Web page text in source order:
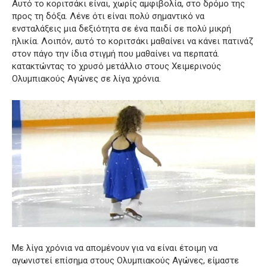
Αυτό το κοριτσάκι είναι, χωρίς αμφιβολία, στο δρόμο της
προς τη δόξα. Λένε ότι είναι πολύ σημαντικό να
ενσταλάξεις μια δεξιότητα σε ένα παιδί σε πολύ μικρή
ηλικία. Λοιπόν, αυτό το κοριτσάκι μαθαίνει να κάνει πατινάζ
στον πάγο την ίδια στιγμή που μαθαίνει να περπατά.
κατακτώντας το χρυσό μετάλλιο στους Χειμερινούς
Ολυμπιακούς Αγώνες σε λίγα χρόνια.
Με λίγα χρόνια να απομένουν για να είναι έτοιμη να
αγωνιστεί επίσημα στους Ολυμπιακούς Αγώνες, είμαστε